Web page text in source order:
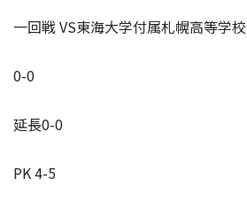
一回戦 VS東海大学付属札幌高等学校
0-0
延長0-0
PK 4-5